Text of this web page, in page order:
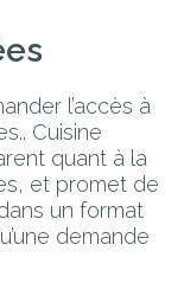
l’accès à
Cuisine
quant à la
et promet de
un format
demande